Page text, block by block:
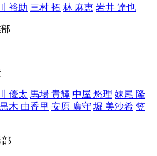
裕助 三村 拓 林 麻恵 岩井 達也
優太 馬場 貴輝 中屋 悠理 妹尾 隆
黒木 由香里 安原 廣守 堀 美沙希 笠